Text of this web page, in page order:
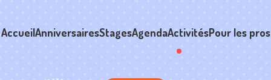
AccueilAnniversairesStagesAgendaActivitésPour les pros